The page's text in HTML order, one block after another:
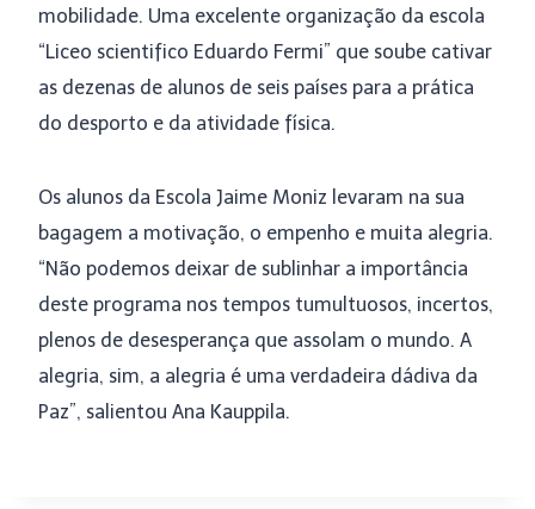
mobilidade. Uma excelente organização da escola
“Liceo scientifico Eduardo Fermi” que soube cativar
as dezenas de alunos de seis países para a prática
do desporto e da atividade física.
Os alunos da Escola Jaime Moniz levaram na sua
bagagem a motivação, o empenho e muita alegria.
“Não podemos deixar de sublinhar a importância
deste programa nos tempos tumultuosos, incertos,
plenos de desesperança que assolam o mundo. A
alegria, sim, a alegria é uma verdadeira dádiva da
Paz”, salientou Ana Kauppila.